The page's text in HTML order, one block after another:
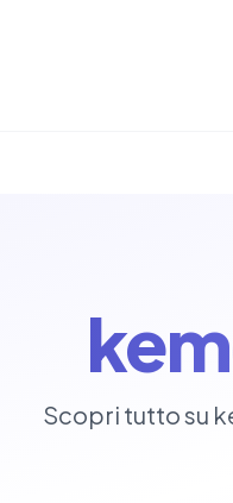
Scopri tutto su